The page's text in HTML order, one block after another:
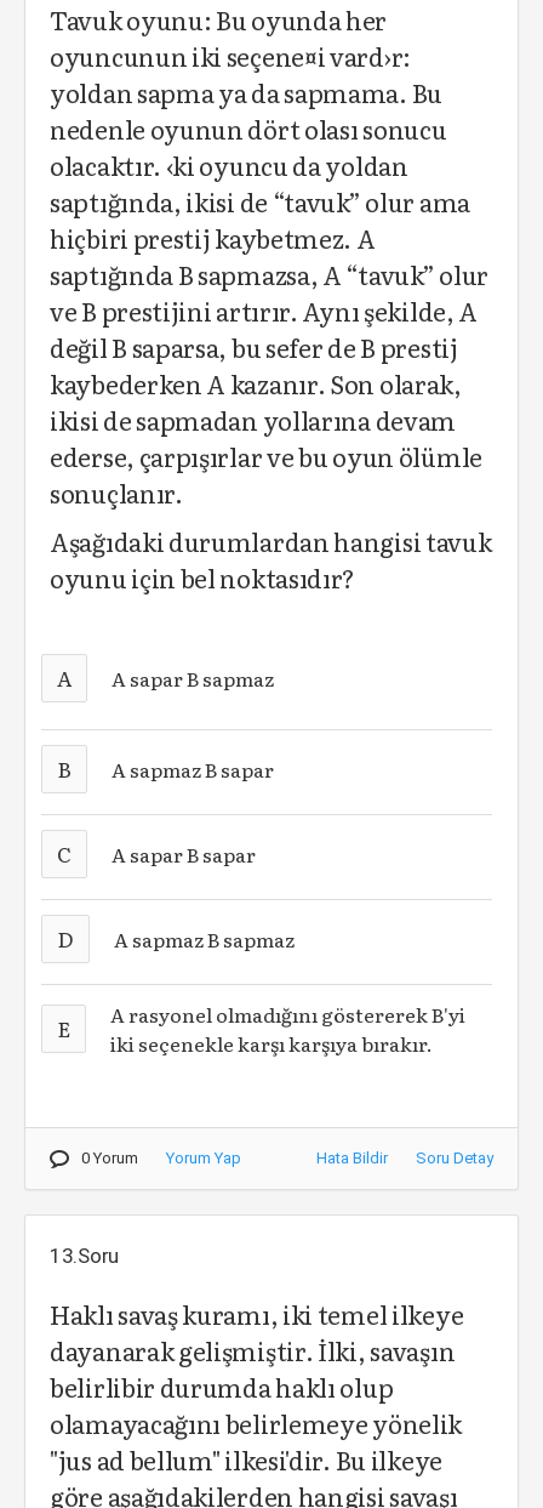
Tavuk oyunu: Bu oyunda her
oyuncunun iki seçene¤i vard›r:
yoldan sapma ya da sapmama. Bu
nedenle oyunun dört olası sonucu
olacaktır. ‹ki oyuncu da yoldan
saptığında, ikisi de “tavuk” olur ama
hiçbiri prestij kaybetmez. A
saptığında B sapmazsa, A “tavuk” olur
ve B prestijini artırır. Aynı şekilde, A
değil B saparsa, bu sefer de B prestij
kaybederken A kazanır. Son olarak,
ikisi de sapmadan yollarına devam
ederse, çarpışırlar ve bu oyun ölümle
sonuçlanır.
Aşağıdaki durumlardan hangisi tavuk
oyunu için bel noktasıdır?
A A sapar B sapmaz
B A sapmaz B sapar
C A sapar B sapar
D A sapmaz B sapmaz
E
A rasyonel olmadığını göstererek B'yi
iki seçenekle karşı karşıya bırakır.
0 Yorum Yorum Yap Hata Bildir Soru Detay
13.Soru
Haklı savaş kuramı, iki temel ilkeye
dayanarak gelişmiştir. İlki, savaşın
belirlibir durumda haklı olup
olamayacağını belirlemeye yönelik
"jus ad bellum" ilkesi'dir. Bu ilkeye
göre aşağıdakilerden hangisi savaşı